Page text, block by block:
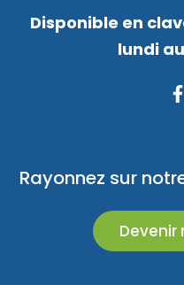
Disponible en
lundi
Rayonnez sur